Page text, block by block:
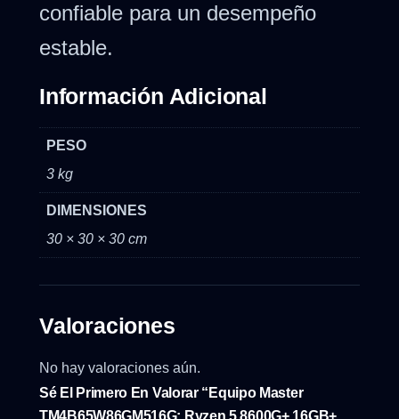
confiable para un desempeño
estable.
Información Adicional
PESO
3 kg
DIMENSIONES
30 × 30 × 30 cm
Valoraciones
No hay valoraciones aún.
Sé El Primero En Valorar “Equipo Master